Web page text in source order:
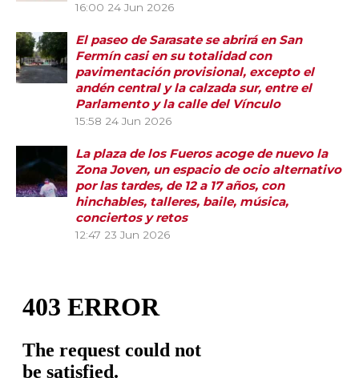
16:00 24 Jun 2026
El paseo de Sarasate se abrirá en San
Fermín casi en su totalidad con
pavimentación provisional, excepto el
andén central y la calzada sur, entre el
Parlamento y la calle del Vínculo
15:58 24 Jun 2026
La plaza de los Fueros acoge de nuevo la
Zona Joven, un espacio de ocio alternativo
por las tardes, de 12 a 17 años, con
hinchables, talleres, baile, música,
conciertos y retos
12:47 23 Jun 2026